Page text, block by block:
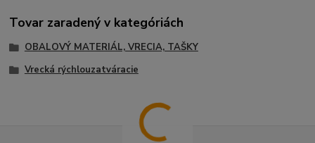
Tovar zaradený v kategóriách
OBALOVÝ MATERIÁL, VRECIA, TAŠKY
Vrecká rýchlouzatváracie